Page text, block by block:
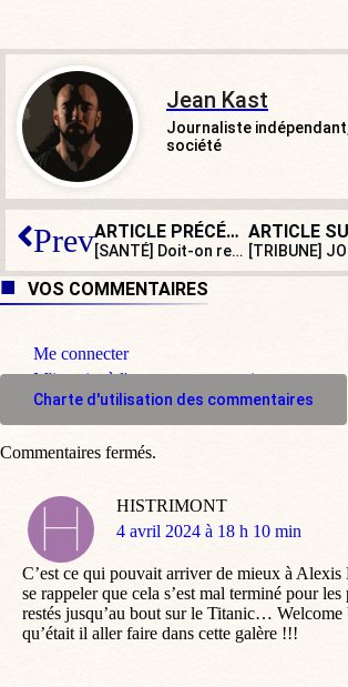
Jean Kast
Journaliste
société
Prev ARTICLE PRÉCÉDENT
[SANTÉ] Doit-on redouter une nouvelle épidémie venue du Japon ?
VOS COMMENTAIRES
Me connecter
M'inscrire à l'espace commentaire
Charte d'utilisation des commentaires
HISTRIMONT
dit
4 avril 2024 à 18 h 10 min
C’est ce qui pouvait arriver de mieux à
se rappeler que cela s’est mal terminé pour
restés jusqu’au bout sur le Titanic…
qu’était il aller faire dans cette galère !!!
Commentaires fermés.